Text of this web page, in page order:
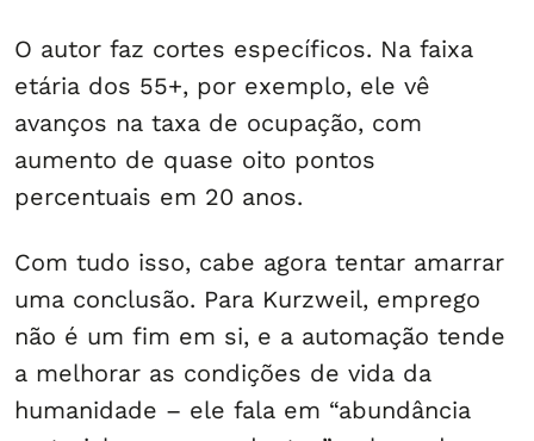
O autor faz cortes específicos. Na faixa
etária dos 55+, por exemplo, ele vê
avanços na taxa de ocupação, com
aumento de quase oito pontos
percentuais em 20 anos.
Com tudo isso, cabe agora tentar amarrar
uma conclusão. Para Kurzweil, emprego
não é um fim em si, e a automação tende
a melhorar as condições de vida da
humanidade – ele fala em “abundância